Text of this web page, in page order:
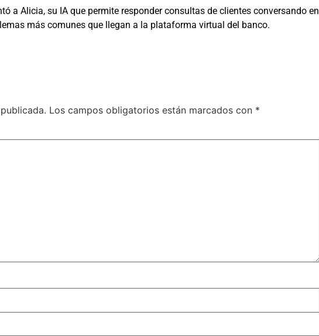
a Alicia, su IA que permite responder consultas de clientes conversando en
más comunes que llegan a la plataforma virtual del banco.
Los campos obligatorios están marcados con *